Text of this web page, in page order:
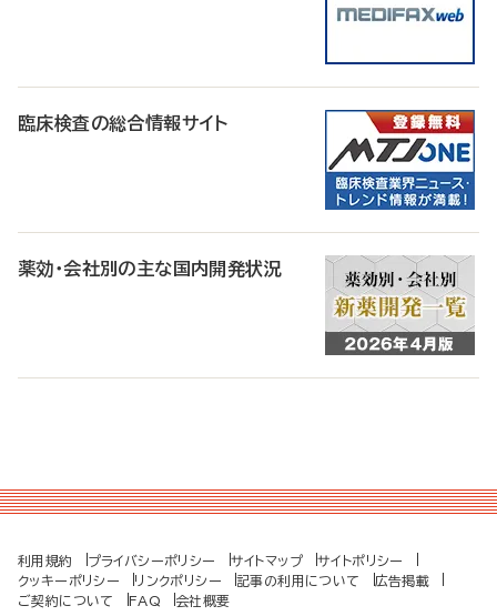
臨床検査の総合情報サイト
薬効・会社別の主な国内開発状況
利用規約 プライバシーポリシー サイトマップ
サイトポリシー
クッキーポリシー
リンクポリシー 記事の利用について
広告掲載
ご契約について
FAQ 会社概要